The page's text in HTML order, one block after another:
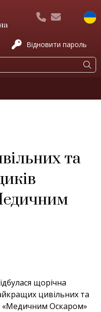
Відновити пароль
та
щорічна
цивільних та
«Медичним Оскаром»